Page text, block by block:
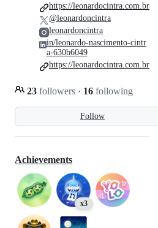
Follow
23 followers · 16 following
https://leonardocintra.com.br
@leonardoncintra
leonardoncintra
in/leonardo-nascimento-cintr
a-630b6049
https://leonardocintra.com.br
Achievements
x3